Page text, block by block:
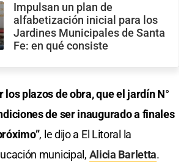
Impulsan un plan de
alfabetización inicial para los
Jardines Municipales de Santa
Fe: en qué consiste
los plazos de obra, que el jardín N°
de ser inaugurado a finales
, le dijo a El Litoral la
municipal, Alicia Barletta.